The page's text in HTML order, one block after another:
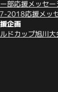
部応援メッセ
2018応援メッ
企画
ドカップ旭川